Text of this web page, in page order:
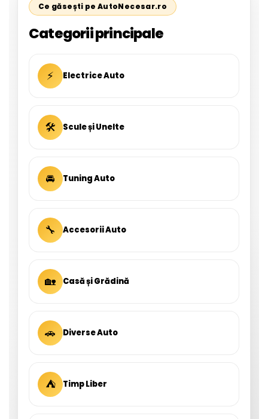
Ce găsești pe AutoNecesar.ro
Categorii principale
⚡ Electrice Auto
🛠 Scule și Unelte
🚘 Tuning Auto
🔧 Accesorii Auto
🏡 Casă și Grădină
🚗 Diverse Auto
⛺ Timp Liber